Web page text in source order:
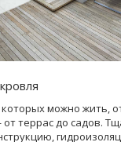
можно жить,
террас до садов.